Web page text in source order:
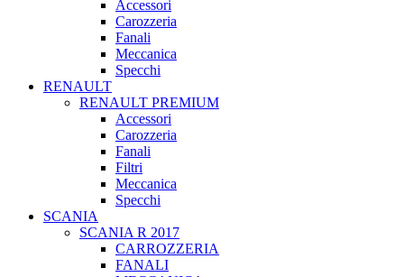
Accessori
Carozzeria
Fanali
Meccanica
Specchi
RENAULT
RENAULT PREMIUM
Accessori
Carozzeria
Fanali
Filtri
Meccanica
Specchi
SCANIA
SCANIA R 2017
CARROZZERIA
FANALI